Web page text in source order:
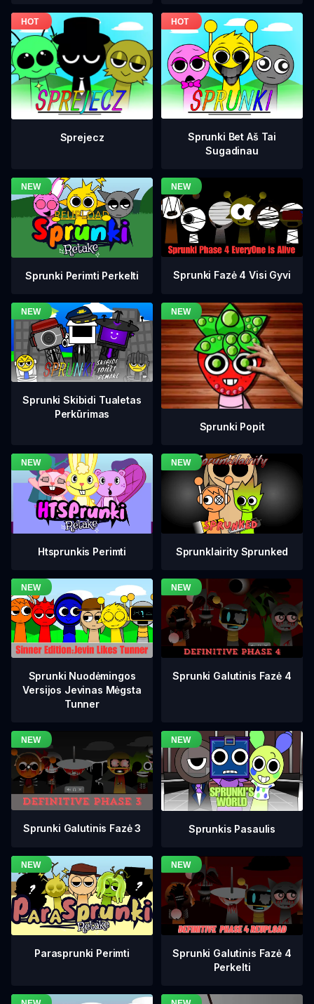
Sprejecz
Sprunki Bet Aš Tai
Sugadinau
Sprunki Perimti Perkelti Sprunki Fazė 4 Visi Gyvi
Sprunki Skibidi Tualetas
Perkūrimas
Sprunki Popit
Htsprunkis Perimti Sprunklairity Sprunked
Sprunki Nuodėmingos
Versijos Jevinas Mėgsta
Tunner
Sprunki Galutinis Fazė 4
Sprunki Galutinis Fazė 3 Sprunkis Pasaulis
Parasprunki Perimti
Sprunki Galutinis Fazė 4
Perkelti